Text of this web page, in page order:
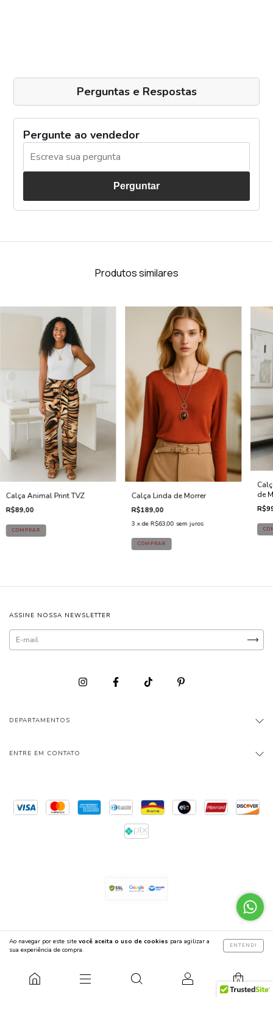
Ao navegar por este site você aceita o uso de cookies para agilizar a
sua experiência de compra.
ENTENDI
0
Perguntas e Respostas
Pergunte ao vendedor
Perguntar
Produtos similares
Calça Animal Print TVZ
R$89,00
Calça Linda de Morrer
R$189,00
3 x de R$63,00 sem juros
de
ASSINE NOSSA NEWSLETTER
DEPARTAMENTOS
ENTRE EM CONTATO
Copyright Biliskinho Ltda. - 44998922000105 - 2026. Todos os direitos reservados.